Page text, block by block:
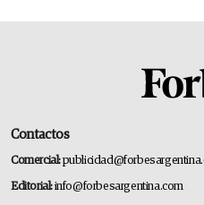
Contactos
Comercial:
Editorial:info@forbesargentina.com